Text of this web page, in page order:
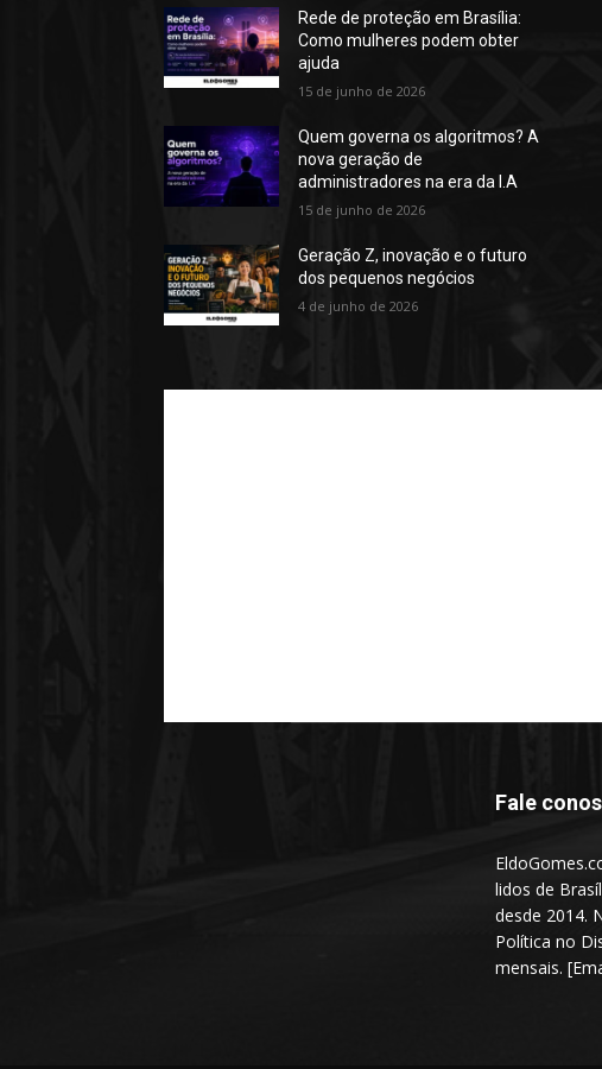
Rede de proteção em Brasília:
Como mulheres podem obter
ajuda
15 de junho de 2026
Quem governa os algoritmos? A
nova geração de
administradores na era da I.A
15 de junho de 2026
Geração Z, inovação e o futuro
dos pequenos negócios
4 de junho de 2026
Fale
lidos de
desde 2014.
Política no
mensais.